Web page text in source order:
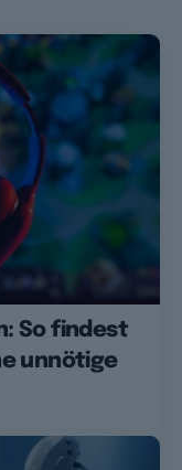
So findest
unnötige